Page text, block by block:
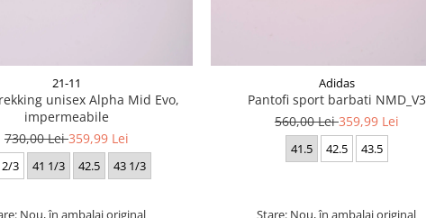
21-11
unisex Alpha Mid Evo,
impermeabile
730,00 Lei359,99 Lei
2/3 41 1/3 42.5 43 1/3
Adidas
Pantofi sport barbati NMD_V3
560,00 Lei359,99 Lei
41.5 42.5 43.5